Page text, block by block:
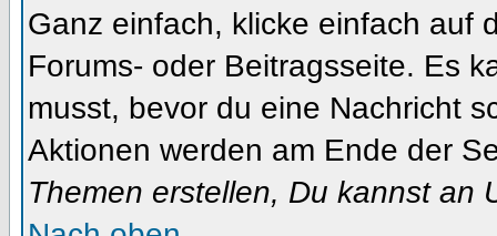
Ganz einfach, klicke einfach auf
Forums- oder Beitragsseite. Es
musst, bevor du eine Nachricht
Aktionen werden am Ende der
Themen erstellen, Du kannst an